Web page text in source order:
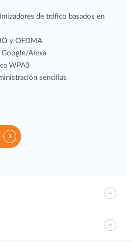
de tráfico basados en
y OFDMA
Alexa
WPA3
sencillas